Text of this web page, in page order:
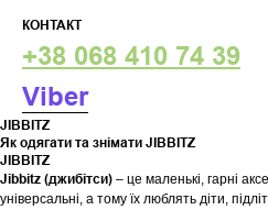
КОНТАКТ
+38 068 410 74 39
Viber
JIBBITZ
Як одягати та знімати JIBBITZ
JIBBITZ
Jibbitz (джибітси) – це маленькі, гарні
універсальні, а тому їх люблять діти,